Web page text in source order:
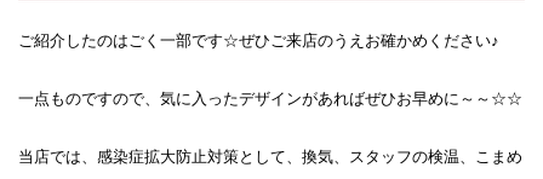
ご紹介したのはごく一部です☆ぜひご来店のうえお確かめください♪
一点ものですので、気に入ったデザインがあればぜひお早めに～～☆☆
当店では、感染症拡大防止対策として、換気、スタッフの検温、こまめ